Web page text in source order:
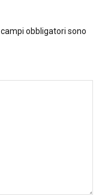
I campi obbligatori sono